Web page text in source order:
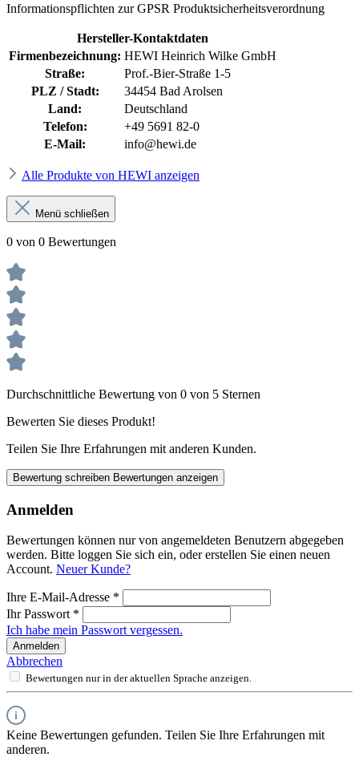
Informationspflichten zur GPSR Produktsicherheitsverordnung
Hersteller-Kontaktdaten
Firmenbezeichnung: HEWI Heinrich Wilke GmbH
Straße:
Prof.-Bier-Straße 1-5
PLZ / Stadt:
34454 Bad Arolsen
Land:
Deutschland
Telefon:
+49 5691 82-0
E-Mail:
info@hewi.de
Alle Produkte von HEWI anzeigen
Menü schließen
0 von 0 Bewertungen
Durchschnittliche Bewertung von 0 von 5 Sternen
Bewerten Sie dieses Produkt!
Teilen Sie Ihre Erfahrungen mit anderen Kunden.
Bewertung schreiben Bewertungen anzeigen
Anmelden
Bewertungen können nur von angemeldeten Benutzern abgegeben
werden. Bitte loggen Sie sich ein, oder erstellen Sie einen neuen
Account. Neuer Kunde?
Ihre E-Mail-Adresse *
Ihr Passwort *
Ich habe mein Passwort vergessen.
Anmelden
Abbrechen
Bewertungen nur in der aktuellen Sprache anzeigen.
Keine Bewertungen gefunden. Teilen Sie Ihre Erfahrungen mit
anderen.